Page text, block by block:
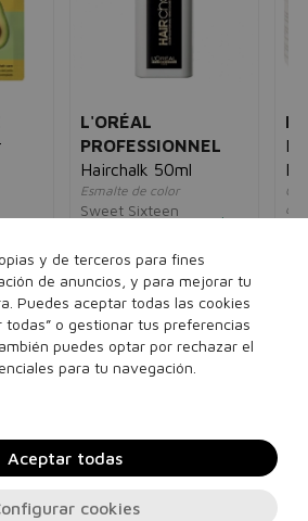
L'ORÉAL
PROFESSIONNEL
Hairchalk 50ml
Esmalte de color
Sweet Sixteen
unisex
15,00€ 10,95€
Añadir a la cesta
y de terceros para fines
de anuncios, y para mejorar tu
Puedes aceptar todas las cookies
todas” o gestionar tus preferencias
puedes optar por rechazar el
para tu navegación.
cookies
Aceptar todas